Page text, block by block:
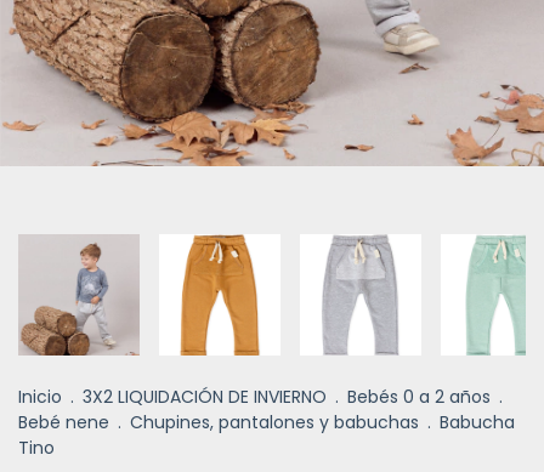
Inicio . 3X2 LIQUIDACIÓN DE INVIERNO . Bebés 0 a 2 años .
Bebé nene . Chupines, pantalones y babuchas . Babucha
Tino